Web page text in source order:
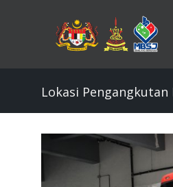
Lokasi Pengangkutan